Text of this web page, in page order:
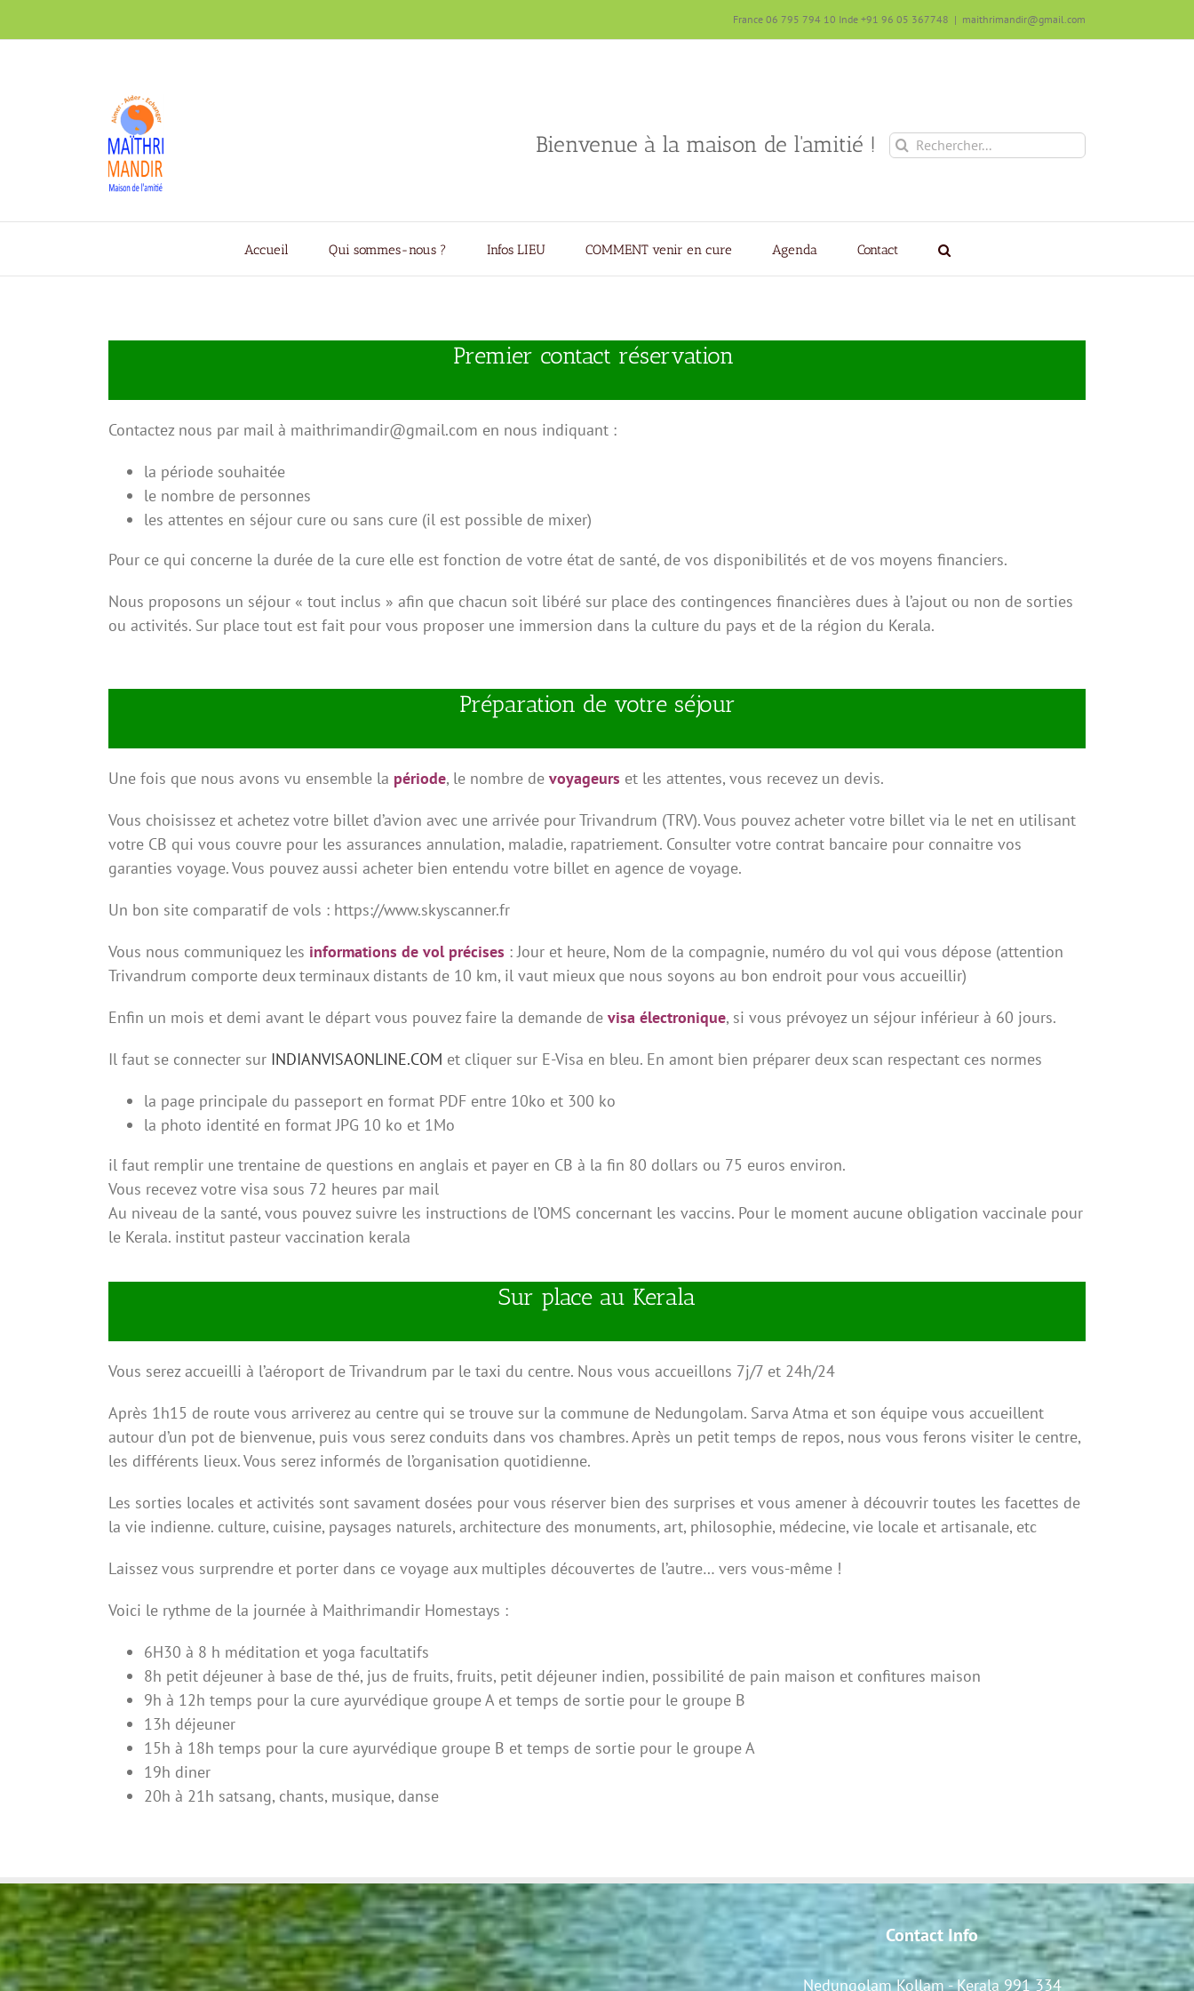
au
France 06 795 794 10 Inde +91 96 05 367748 | maithrimandir@gmail.com
Bienvenue à la maison de l'amitié ! Rechercher:
Accueil Qui sommes-nous ? Infos LIEU COMMENT venir en cure Agenda Contact
Premier contact réservation
Contactez nous par mail à maithrimandir@gmail.com en nous indiquant :
la période souhaitée
le nombre de personnes
les attentes en séjour cure ou sans cure (il est possible de mixer)
Pour ce qui concerne la durée de la cure elle est fonction de votre état de santé, de vos disponibilités et de vos moyens financiers.
Nous proposons un séjour « tout inclus » afin que chacun soit libéré sur place des contingences financières dues à l’ajout ou non de sorties
ou activités. Sur place tout est fait pour vous proposer une immersion dans la culture du pays et de la région du Kerala.
Préparation de votre séjour
Une fois que nous avons vu ensemble la période, le nombre de voyageurs et les attentes, vous recevez un devis.
Vous choisissez et achetez votre billet d’avion avec une arrivée pour Trivandrum (TRV). Vous pouvez acheter votre billet via le net en utilisant
votre CB qui vous couvre pour les assurances annulation, maladie, rapatriement. Consulter votre contrat bancaire pour connaitre vos
garanties voyage. Vous pouvez aussi acheter bien entendu votre billet en agence de voyage.
Un bon site comparatif de vols : https://www.skyscanner.fr
Vous nous communiquez les informations de vol précises : Jour et heure, Nom de la compagnie, numéro du vol qui vous dépose (attention
Trivandrum comporte deux terminaux distants de 10 km, il vaut mieux que nous soyons au bon endroit pour vous accueillir)
Enfin un mois et demi avant le départ vous pouvez faire la demande de visa électronique, si vous prévoyez un séjour inférieur à 60 jours.
Il faut se connecter sur INDIANVISAONLINE.COM et cliquer sur E-Visa en bleu. En amont bien préparer deux scan respectant ces normes
la page principale du passeport en format PDF entre 10ko et 300 ko
la photo identité en format JPG 10 ko et 1Mo
il faut remplir une trentaine de questions en anglais et payer en CB à la fin 80 dollars ou 75 euros environ.
Vous recevez votre visa sous 72 heures par mail
Au niveau de la santé, vous pouvez suivre les instructions de l’OMS concernant les vaccins. Pour le moment aucune obligation vaccinale pour
le Kerala. institut pasteur vaccination kerala
Sur place au Kerala
Vous serez accueilli à l’aéroport de Trivandrum par le taxi du centre. Nous vous accueillons 7j/7 et 24h/24
Après 1h15 de route vous arriverez au centre qui se trouve sur la commune de Nedungolam. Sarva Atma et son équipe vous accueillent
autour d’un pot de bienvenue, puis vous serez conduits dans vos chambres. Après un petit temps de repos, nous vous ferons visiter le centre,
les différents lieux. Vous serez informés de l’organisation quotidienne.
Les sorties locales et activités sont savament dosées pour vous réserver bien des surprises et vous amener à découvrir toutes les facettes de
la vie indienne. culture, cuisine, paysages naturels, architecture des monuments, art, philosophie, médecine, vie locale et artisanale, etc
Laissez vous surprendre et porter dans ce voyage aux multiples découvertes de l’autre… vers vous-même !
Voici le rythme de la journée à Maithrimandir Homestays :
6H30 à 8 h méditation et yoga facultatifs
8h petit déjeuner à base de thé, jus de fruits, fruits, petit déjeuner indien, possibilité de pain maison et confitures maison
9h à 12h temps pour la cure ayurvédique groupe A et temps de sortie pour le groupe B
13h déjeuner
15h à 18h temps pour la cure ayurvédique groupe B et temps de sortie pour le groupe A
19h diner
20h à 21h satsang, chants, musique, danse
Contact Info
Nedungolam Kollam - Kerala 991 334